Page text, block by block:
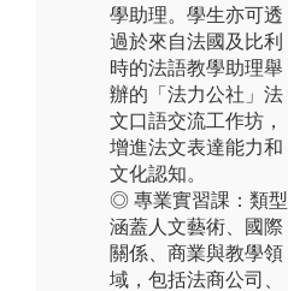
學助理。學生亦可透
過於來自法國及比利
時的法語教學助理舉
辦的「法力公社」法
文口語交流工作坊，
增進法文表達能力和
文化認知。
◎ 專業實習課：類型
涵蓋人文藝術、國際
關係、商業與教學領
域，包括法商公司、